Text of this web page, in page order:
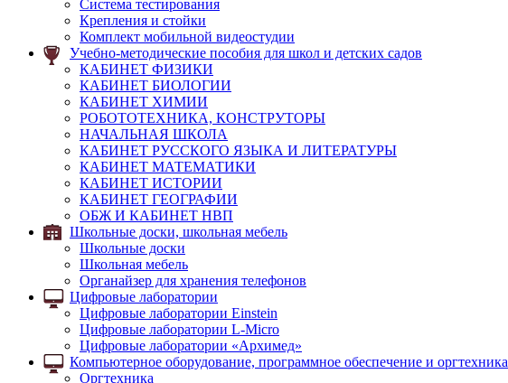
Система тестирования
Крепления и стойки
Комплект мобильной видеостудии
Учебно-методические пособия для школ и детских садов
КАБИНЕТ ФИЗИКИ
КАБИНЕТ БИОЛОГИИ
КАБИНЕТ ХИМИИ
РОБОТОТЕХНИКА, КОНСТРУТОРЫ
НАЧАЛЬНАЯ ШКОЛА
КАБИНЕТ РУССКОГО ЯЗЫКА И ЛИТЕРАТУРЫ
КАБИНЕТ МАТЕМАТИКИ
КАБИНЕТ ИСТОРИИ
КАБИНЕТ ГЕОГРАФИИ
ОБЖ И КАБИНЕТ НВП
Школьные доски, школьная мебель
Школьные доски
Школьная мебель
Органайзер для хранения телефонов
Цифровые лаборатории
Цифровые лаборатории Einstein
Цифровые лаборатории L-Micro
Цифровые лаборатории «Архимед»
Компьютерное оборудование, программное обеспечение и оргтехника
Оргтехника